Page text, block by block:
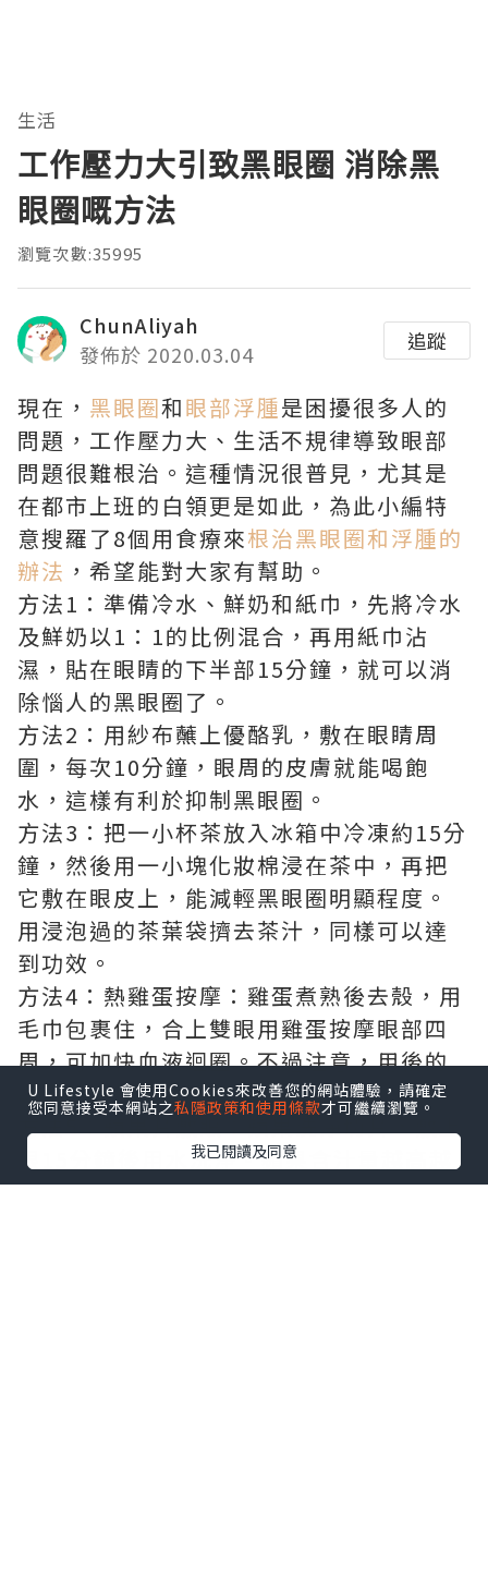
生活
工作壓力大引致黑眼圈 消除黑
眼圈嘅方法
瀏覽次數:35995
ChunAliyah
發佈於 2020.03.04
追蹤
現在， 黑眼圈和眼部浮腫是困擾很多人的
問題，工作壓力大、生活不規律導致眼部
問題很難根治。這種情況很普見，尤其是
在都市上班的白領更是如此，為此小編特
意搜羅了8個用食療來根治黑眼圈和浮腫的
辦法 ，希望能對大家有幫助。
方法1：準備冷水、鮮奶和紙巾，先將冷水
及鮮奶以1：1的比例混合，再用紙巾沾
濕，貼在眼睛的下半部15分鐘，就可以消
除惱人的黑眼圈了。
方法2：用紗布蘸上優酪乳，敷在眼睛周
圍，每次10分鐘，眼周的皮膚就能喝飽
水，這樣有利於抑制黑眼圈。
方法3：把一小杯茶放入冰箱中冷凍約15分
鐘，然後用一小塊化妝棉浸在茶中，再把
它敷在眼皮上，能減輕黑眼圈明顯程度。
用浸泡過的茶葉袋擠去茶汁，同樣可以達
到功效。
方法4：熱雞蛋按摩：雞蛋煮熟後去殼，用
毛巾包裹住，合上雙眼用雞蛋按摩眼部四
周，可加快血液迴圈。不過注意，用後的
雞蛋恐怕是不能再吃了。
方法5：蘋果片敷眼：蘋果洗淨切片，敷上
眼15分鐘後用水洗淨。蘋果含汁量越高越
好。至於用過的蘋果片，當然也不能再食
U Lifestyle 會使用Cookies來改善您的網站體驗，請確定
您同意接受本網站之私隱政策和使用條款才可繼續瀏覽。
我已閱讀及同意